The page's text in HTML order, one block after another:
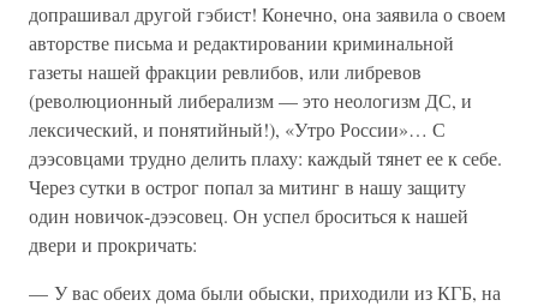
допрашивал другой гэбист! Конечно, она заявила о своем
авторстве письма и редактировании криминальной
газеты нашей фракции ревлибов, или либревов
(революционный либерализм — это неологизм ДС, и
лексический, и понятийный!), «Утро России»… С
дээсовцами трудно делить плаху: каждый тянет ее к себе.
Через сутки в острог попал за митинг в нашу защиту
один новичок-дээсовец. Он успел броситься к нашей
двери и прокричать:
— У вас обеих дома были обыски, приходили из КГБ, на